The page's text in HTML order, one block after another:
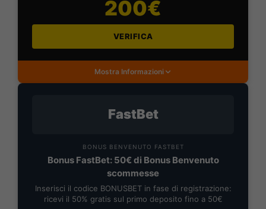
200€
VERIFICA
Mostra Informazioni
FastBet
BONUS BENVENUTO FASTBET
Bonus FastBet: 50€ di Bonus Benvenuto
scommesse
Inserisci il codice BONUSBET in fase di registrazione:
ricevi il 50% gratis sul primo deposito fino a 50€